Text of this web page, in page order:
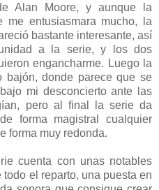
Alan Moore, y aunque la
me entusiasmara mucho, la
bastante interesante, así
a la serie, y los dos
engancharme. Luego la
bajón, donde parece que se
mi desconcierto ante las
pero al final la serie da
forma magistral cualquier
forma muy redonda.
cuenta con unas notables
el reparto, una puesta en